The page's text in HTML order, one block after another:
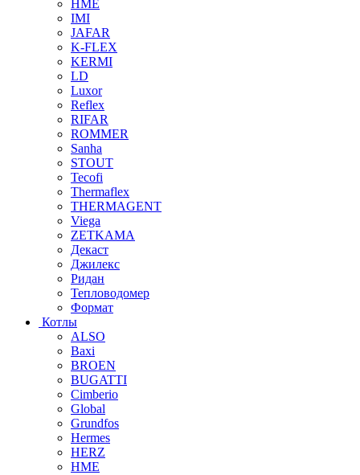
HME
IMI
JAFAR
K-FLEX
KERMI
LD
Luxor
Reflex
RIFAR
ROMMER
Sanha
STOUT
Tecofi
Thermaflex
THERMAGENT
Viega
ZETKAMA
Декаст
Джилекс
Ридан
Тепловодомер
Формат
Котлы
ALSO
Baxi
BROEN
BUGATTI
Cimberio
Global
Grundfos
Hermes
HERZ
HME